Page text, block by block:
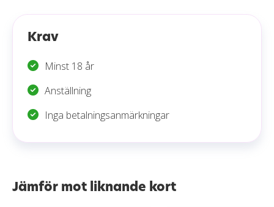
Krav
Minst 18 år
Anställning
Inga betalningsanmärkningar
Jämför mot liknande kort